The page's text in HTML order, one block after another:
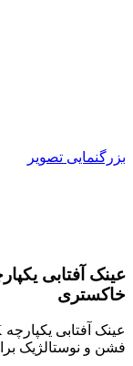
بزرگنمایی تصویر
خاکستری
فشن و نوستالژیک